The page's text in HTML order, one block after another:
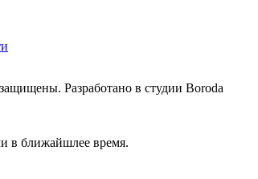
Разработано в студии Boroda
в ближайшлее время.